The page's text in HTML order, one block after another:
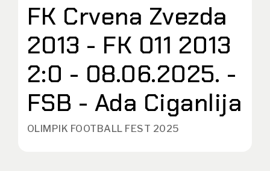
FK Crvena Zvezda
2013 - FK 011 2013
2:0 - 08.06.2025. -
FSB - Ada Ciganlija
OLIMPIK FOOTBALL FEST 2025